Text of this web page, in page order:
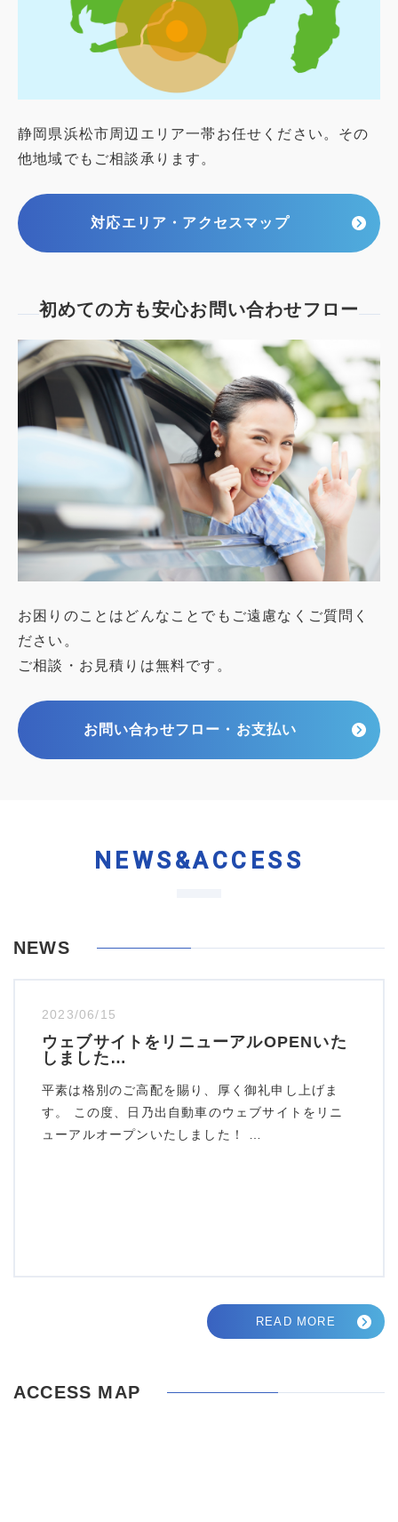
静岡県浜松市周辺エリア一帯お任せください。その
他地域でもご相談承ります。
対応エリア・アクセスマップ
初めての方も安心お問い合わせフロー
お困りのことはどんなことでもご遠慮なくご質問く
ださい。
ご相談・お見積りは無料です。
お問い合わせフロー・お支払い
NEWS&ACCESS
NEWS
2023/06/15
ウェブサイトをリニューアルOPENいた
しました…
平素は格別のご高配を賜り、厚く御礼申し上げま
す。 この度、日乃出自動車のウェブサイトをリニ
ューアルオープンいたしました！ …
READ MORE
ACCESS MAP